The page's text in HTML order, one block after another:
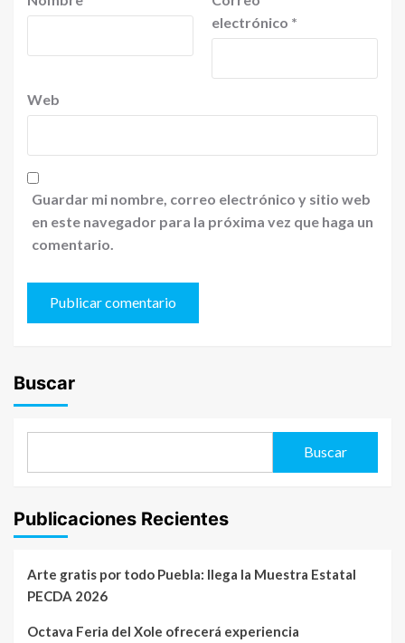
electrónico *
Web
Guardar mi nombre, correo electrónico y sitio web
en este navegador para la próxima vez que haga un
comentario.
Buscar
Buscar
Publicaciones Recientes
Arte gratis por todo Puebla: llega la Muestra Estatal
PECDA 2026
Octava Feria del Xole ofrecerá experiencia